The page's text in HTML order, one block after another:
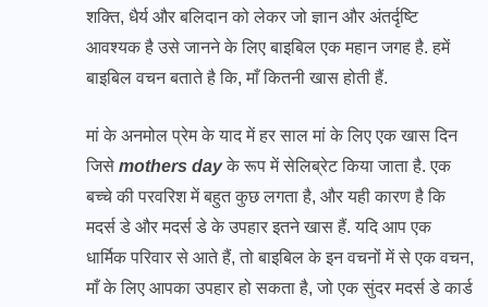
शक्ति, धैर्य और बलिदान को लेकर जो ज्ञान और अंतर्दृष्टि
आवश्यक है उसे जानने के लिए बाइबिल एक महान जगह है. हमें
बाइबिल वचन बताते है कि, माँ कितनी खास होती हैं.
मां के अनमोल प्रेम के याद में हर साल मां के लिए एक खास दिन
जिसे mothers dayके रूप में सेलिब्रेट किया जाता है. एक
बच्चे की परवरिश में बहुत कुछ लगता है, और यही कारण है कि
मदर्स डे और मदर्स डे के उपहार इतने खास हैं. यदि आप एक
धार्मिक परिवार से आते हैं, तो बाइबिल के इन वचनों में से एक वचन,
माँ के लिए आपका उपहार हो सकता है, जो एक सुंदर मदर्स डे कार्ड